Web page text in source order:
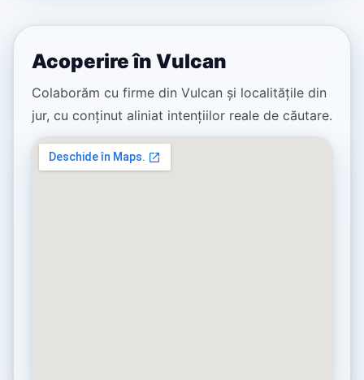
Acoperire în Vulcan
Colaborăm cu firme din Vulcan și localitățile din
jur, cu conținut aliniat intențiilor reale de căutare.